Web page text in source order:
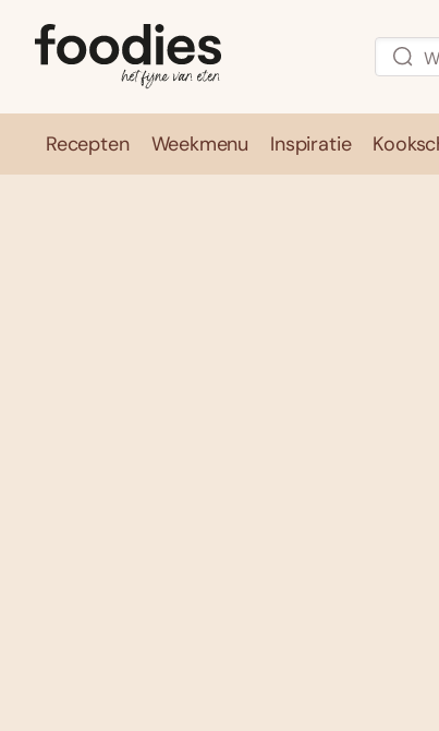
Recepten Weekmenu Inspiratie